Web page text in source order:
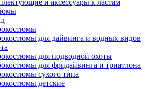
и аксессуары к ластам
для дайвинга и водных видов
для подводной охоты
для фридайвинга и триатлона
сухого типа
детские